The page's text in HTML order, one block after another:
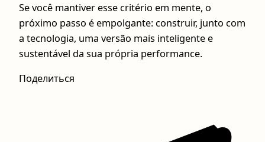
Se você mantiver esse critério em mente, o
próximo passo é empolgante: construir, junto com
a tecnologia, uma versão mais inteligente e
sustentável da sua própria performance.
Поделиться